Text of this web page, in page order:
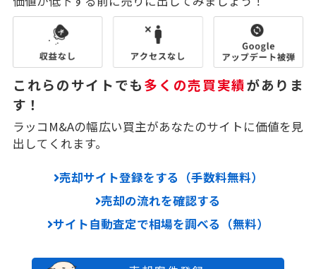
これらのサイトでも多くの売買実績がありま
す！
ラッコM&Aの幅広い買主があなたのサイトに価値を見
出してくれます。
売却サイト登録をする（手数料無料）
売却の流れを確認する
サイト自動査定で相場を調べる（無料）